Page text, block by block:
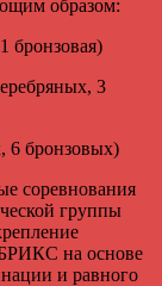
образом:
бронзовая)
3
6 бронзовых)
соревнования
группы
на основе
и равного